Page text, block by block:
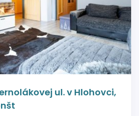
ul. v Hlohovci,